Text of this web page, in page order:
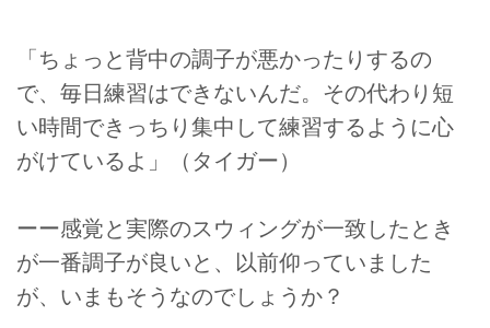
「ちょっと背中の調子が悪かったりするの
で、毎日練習はできないんだ。その代わり短
い時間できっちり集中して練習するように心
がけているよ」（タイガー）
ーー感覚と実際のスウィングが一致したとき
が一番調子が良いと、以前仰っていました
が、いまもそうなのでしょうか？